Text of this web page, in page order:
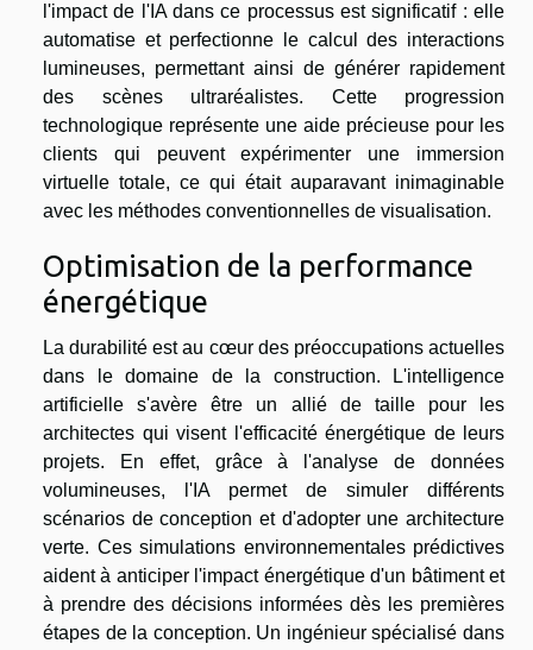
l'impact de l'IA dans ce processus est significatif : elle
automatise et perfectionne le calcul des interactions
lumineuses, permettant ainsi de générer rapidement
des scènes ultraréalistes. Cette progression
technologique représente une aide précieuse pour les
clients qui peuvent expérimenter une immersion
virtuelle totale, ce qui était auparavant inimaginable
avec les méthodes conventionnelles de visualisation.
Optimisation de la performance
énergétique
La durabilité est au cœur des préoccupations actuelles
dans le domaine de la construction. L'intelligence
artificielle s'avère être un allié de taille pour les
architectes qui visent l'efficacité énergétique de leurs
projets. En effet, grâce à l'analyse de données
volumineuses, l'IA permet de simuler différents
scénarios de conception et d'adopter une architecture
verte. Ces simulations environnementales prédictives
aident à anticiper l'impact énergétique d'un bâtiment et
à prendre des décisions informées dès les premières
étapes de la conception. Un ingénieur spécialisé dans